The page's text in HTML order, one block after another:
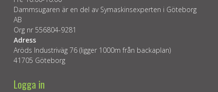
Dammsugaren är en del av Symaskinsexperten i Göteborg
AB
Org nr 556804-9281
Adress
Aröds Industriväg 76 (ligger 1000m från backaplan)
41705 Göteborg
Logga in